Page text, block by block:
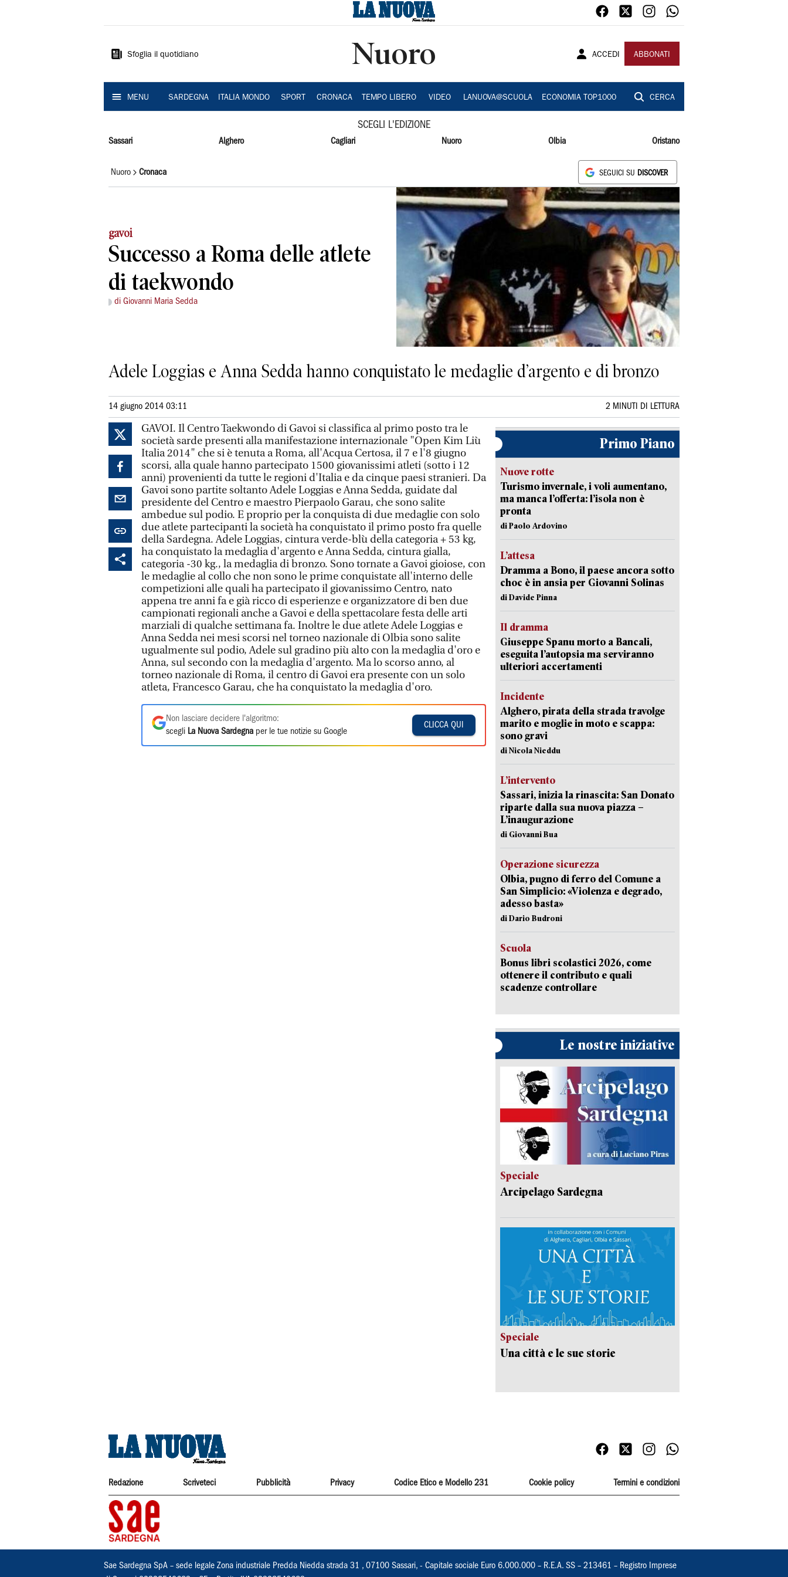
Sardegna
Sfoglia il quotidiano Nuoro ACCEDI ABBONATI
MENU SARDEGNA ITALIA MONDO SPORT CRONACA TEMPO LIBERO VIDEO LANUOVA@SCUOLA ECONOMIA TOP1000 CERCA
SCEGLI L'EDIZIONE
Sassari Alghero Cagliari Nuoro Olbia Oristano
Nuoro Cronaca SEGUICI SU DISCOVER
gavoi
Successo a Roma delle atlete
di taekwondo
di Giovanni Maria Sedda
Adele Loggias e Anna Sedda hanno conquistato le medaglie d’argento e di bronzo
14 giugno 2014 03:11 2 MINUTI DI LETTURA
GAVOI. Il Centro Taekwondo di Gavoi si classifica al primo posto tra le
società sarde presenti alla manifestazione internazionale "Open Kim Liù
Italia 2014" che si è tenuta a Roma, all'Acqua Certosa, il 7 e l'8 giugno
scorsi, alla quale hanno partecipato 1500 giovanissimi atleti (sotto i 12
anni) provenienti da tutte le regioni d'Italia e da cinque paesi stranieri. Da
Gavoi sono partite soltanto Adele Loggias e Anna Sedda, guidate dal
presidente del Centro e maestro Pierpaolo Garau, che sono salite
ambedue sul podio. E proprio per la conquista di due medaglie con solo
due atlete partecipanti la società ha conquistato il primo posto fra quelle
della Sardegna. Adele Loggias, cintura verde-blù della categoria + 53 kg,
ha conquistato la medaglia d'argento e Anna Sedda, cintura gialla,
categoria -30 kg., la medaglia di bronzo. Sono tornate a Gavoi gioiose, con
le medaglie al collo che non sono le prime conquistate all'interno delle
competizioni alle quali ha partecipato il giovanissimo Centro, nato
appena tre anni fa e già ricco di esperienze e organizzatore di ben due
campionati regionali anche a Gavoi e della spettacolare festa delle arti
marziali di qualche settimana fa. Inoltre le due atlete Adele Loggias e
Anna Sedda nei mesi scorsi nel torneo nazionale di Olbia sono salite
ugualmente sul podio, Adele sul gradino più alto con la medaglia d'oro e
Anna, sul secondo con la medaglia d'argento. Ma lo scorso anno, al
torneo nazionale di Roma, il centro di Gavoi era presente con un solo
atleta, Francesco Garau, che ha conquistato la medaglia d'oro.
Non lasciare decidere l'algoritmo:
scegli La Nuova Sardegna per le tue notizie su Google
CLICCA QUI
Primo Piano
Nuove rotte
Turismo invernale, i voli aumentano,
ma manca l’offerta: l’isola non è
pronta
di Paolo Ardovino
L’attesa
Dramma a Bono, il paese ancora sotto
choc è in ansia per Giovanni Solinas
di Davide Pinna
Il dramma
Giuseppe Spanu morto a Bancali,
eseguita l’autopsia ma serviranno
ulteriori accertamenti
Incidente
Alghero, pirata della strada travolge
marito e moglie in moto e scappa:
sono gravi
di Nicola Nieddu
L’intervento
Sassari, inizia la rinascita: San Donato
riparte dalla sua nuova piazza –
L’inaugurazione
di Giovanni Bua
Operazione sicurezza
Olbia, pugno di ferro del Comune a
San Simplicio: «Violenza e degrado,
adesso basta»
di Dario Budroni
Scuola
Bonus libri scolastici 2026, come
ottenere il contributo e quali
scadenze controllare
Le nostre iniziative
Speciale
Arcipelago Sardegna
Speciale
Una città e le sue storie
Redazione Scriveteci Pubblicità Privacy Codice Etico e Modello 231 Cookie policy Termini e condizioni
Sae Sardegna SpA – sede legale Zona industriale Predda Niedda strada 31 , 07100 Sassari, - Capitale sociale Euro 6.000.000 – R.E.A. SS – 213461 – Registro Imprese